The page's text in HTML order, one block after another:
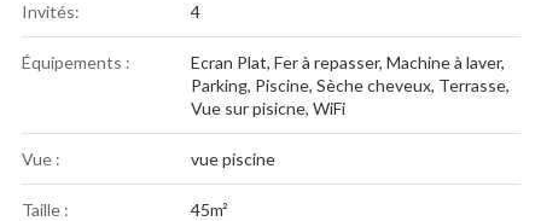
Invités: 4
Équipements : Ecran Plat, Fer à repasser, Machine à laver,
Parking, Piscine, Sèche cheveux, Terrasse,
Vue sur pisicne, WiFi
Vue : vue piscine
Taille : 45m²